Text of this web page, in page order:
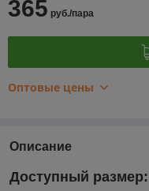
365 руб./пара
Оптовые цены
Описание
Доступный